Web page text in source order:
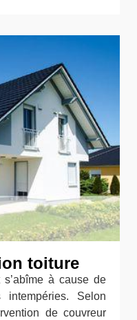
toiture
à cause de
intempéries. Selon
de couvreur